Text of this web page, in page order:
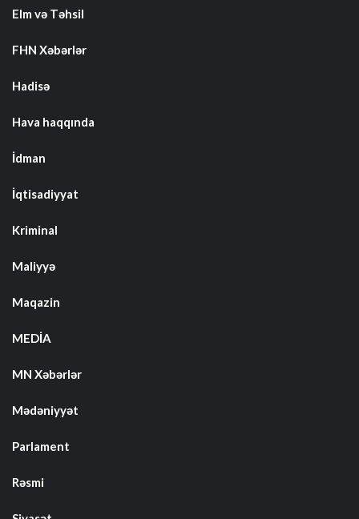
Elm və Təhsil
FHN Xəbərlər
Hadisə
Hava haqqında
İdman
İqtisadiyyat
Kriminal
Maliyyə
Maqazin
MEDİA
MN Xəbərlər
Mədəniyyət
Parlament
Rəsmi